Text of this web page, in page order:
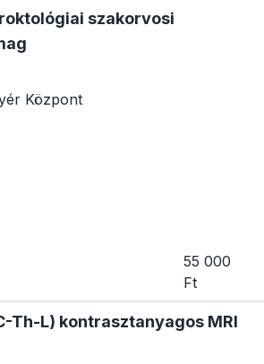
szakorvosi
Központ
55 000
Ft
Th-L) kontrasztanyagos MRI